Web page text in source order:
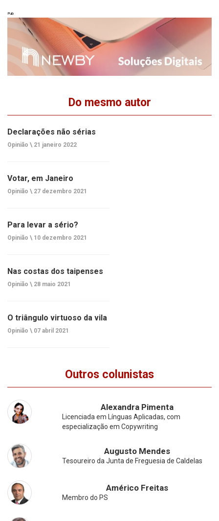
Pub
Do mesmo autor
Declarações não sérias
Opinião \ 21 janeiro 2022
Votar, em Janeiro
Opinião \ 27 dezembro 2021
Para levar a sério?
Opinião \ 10 dezembro 2021
Nas costas dos taipenses
Opinião \ 28 maio 2021
O triângulo virtuoso da vila
Opinião \ 07 abril 2021
Outros colunistas
Alexandra Pimenta
Licenciada em Línguas Aplicadas, com
especialização em Copywriting
Augusto Mendes
Tesoureiro da Junta de Freguesia de Caldelas
Américo Freitas
Membro do PS